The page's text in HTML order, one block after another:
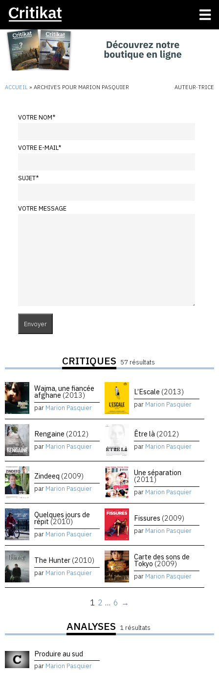
ACCUEIL » ARCHIVES POUR MARION PASQUIER AUTEUR·TRICE
VOTRE NOM*
VOTRE E-MAIL*
SUJET*
VOTRE MESSAGE
CRITIQUES 57 résultats
Wajma, une fiancée
afghane (2013)
par Marion Pasquier
L’Escale (2013)
par Marion Pasquier
Rengaine (2012)
par Marion Pasquier
Être là (2012)
par Marion Pasquier
Zindeeq (2009)
par Marion Pasquier
Une séparation
(2011)
par Marion Pasquier
Quelques jours de
répit (2010)
par Marion Pasquier
Fissures (2009)
par Marion Pasquier
The Hunter (2010)
par Marion Pasquier
Carte des sons de
Tokyo (2009)
par Marion Pasquier
1 2 … 6 →
ANALYSES 1 résultats
Produire au sud
par Marion Pasquier